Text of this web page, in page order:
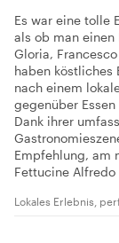
Es war eine tolle
als ob man einen
Gloria,
haben köstliches
nach einem
gegenüber
Dank ihrer
Empfehlung, am
Fettucine Alfredo
Lokales Erlebnis,